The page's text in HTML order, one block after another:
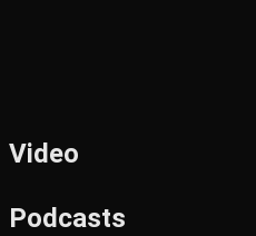
Video
Podcasts